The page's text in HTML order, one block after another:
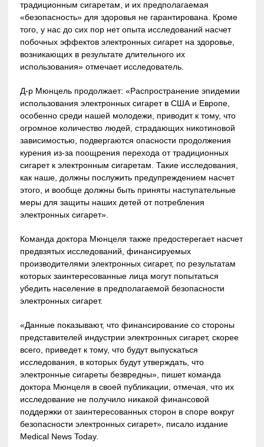
традиционным сигаретам, и их предполагаемая
«безопасность» для здоровья не гарантирована. Кроме
того, у нас до сих пор нет опыта исследований насчет
побочных эффектов электронных сигарет на здоровье,
возникающих в результате длительного их
использования» отмечает исследователь.
Д-р Мюнцель продолжает: «Распространение эпидемии
использования электронных сигарет в США и Европе,
особенно среди нашей молодежи, приводит к тому, что
огромное количество людей, страдающих никотиновой
зависимостью, подвергаются опасности продолжения
курения из-за поощрения перехода от традиционных
сигарет к электронным сигаретам. Такие исследования,
как наше, должны послужить предупреждением насчет
этого, и вообще должны быть приняты наступательные
меры для защиты наших детей от потребления
электронных сигарет».
Команда доктора Мюнцеля также предостерегает насчет
предвзятых исследований, финансируемых
производителями электронных сигарет, по результатам
которых заинтересованные лица могут попытаться
убедить население в предполагаемой безопасности
электронных сигарет.
«Данные показывают, что финансирование со стороны
представителей индустрии электронных сигарет, скорее
всего, приведет к тому, что будут выпускаться
исследования, в которых будут утверждать, что
электронные сигареты безвредны», пишет команда
доктора Мюнцеля в своей публикации, отмечая, что их
исследование не получило никакой финансовой
поддержки от заинтересованных сторон в споре вокруг
безопасности электронных сигарет», писало издание
Medical News Today.